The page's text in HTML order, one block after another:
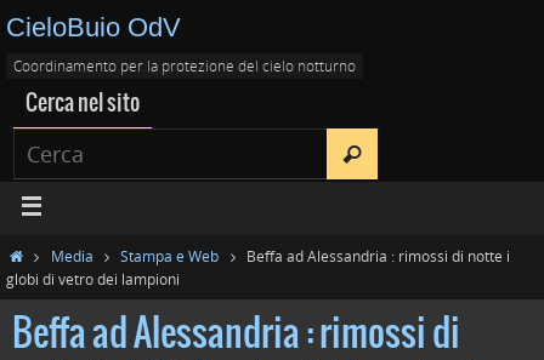
CieloBuio OdV
Coordinamento per la protezione del cielo notturno
Cerca nel sito
Media Stampa e Web
Beffa ad Alessandria : rimossi di notte i
globi di vetro dei lampioni
Beffa ad Alessandria : rimossi di